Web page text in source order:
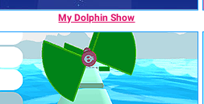
My Dolphin Show